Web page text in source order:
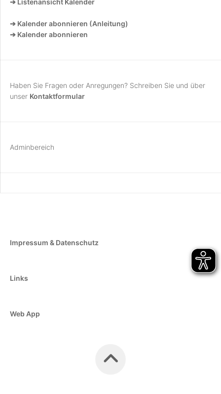
➔ Listenansicht Kalender
➔ Kalender abonnieren (Anleitung)
➔ Kalender abonnieren
Haben Sie Fragen oder Anregungen? Schreiben Sie und über
unser Kontaktformular
Adminbereich
Impressum & Datenschutz
Links
Web App